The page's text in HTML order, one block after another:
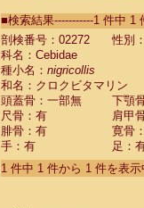
Cebidae
Cebidae
Cebidae
Cebidae
Cebidae
Cebidae
Cebidae
Cebidae
Cebidae Aotus
Cebidae Cebus
■検索結果-----------1 件中 1
剖検番号：02272
性別
科名：Cebidae
種小名： nigricollis
和名：クロクビタマリン
頭蓋骨：一部無
下顎
尺骨：有
肩甲
腓骨：有
寛骨
手：有
足：
1 件中 1 件から 1 件を表示